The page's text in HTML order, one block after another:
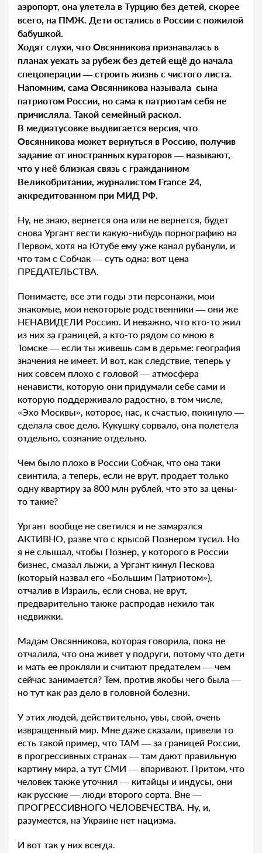
аэропорт, она улетела в Турцию без детей, скорее
всего, на ПМЖ. Дети остались в России с пожилой
бабушкой.
Ходят слухи, что Овсянникова признавалась в
планах уехать за рубеж без детей ещё до начала
спецоперации — строить жизнь с чистого листа.
Напомним, сама Овсянникова называла сына
патриотом России, но сама к патриотам себя не
причисляла. Такой семейный раскол.
В медиатусовке выдвигается версия, что
Овсянникова может вернуться в Россию, получив
задание от иностранных кураторов — называют,
что у неё близкая связь с гражданином
Великобритании, журналистом France 24,
аккредитованном при МИД РФ.
Ну, не знаю, вернется она или не вернется, будет
снова Ургант вести какую-нибудь порнографию на
Первом, хотя на Ютубе ему уже канал рубанули, и
что там с Собчак — суть одна: вот цена
ПРЕДАТЕЛЬСТВА.
Понимаете, все эти годы эти персонажи, мои
знакомые, мои некоторые родственники — они же
НЕНАВИДЕЛИ Россию. И неважно, что кто-то жил
из них за границей, а кто-то рядом со мною в
Томске — если ты живешь сам в дерьме: география
значения не имеет. И вот, как следствие, теперь у
них совсем плохо с головой — атмосфера
ненависти, которую они придумали себе сами и
которую поддерживало радостно, в том числе,
«Эхо Москвы», которое, нас, к счастью, покинуло —
сделала свое дело. Кукушку сорвало, она полетела
отдельно, сознание отдельно.
Чем было плохо в России Собчак, что она таки
свинтила, а теперь, если не врут, продает только
одну квартиру за 800 млн рублей, что это за цены-
то такие?
Ургант вообще не светился и не замарался
АКТИВНО, разве что с крысой Познером тусил. Но
я не слышал, чтобы Познер, у которого в России
бизнес, смазал лыжи, а Ургант кинул Пескова
(который назвал его «Большим Патриотом»),
отчалив в Израиль, если снова, не врут,
предварительно также распродав нехило так
недвижки.
Мадам Овсянникова, которая говорила, пока не
отчалила, что она живет у подруги, потому что дети
и мать ее прокляли и считают предателем — чем
сейчас занимается? Тем, против якобы чего была —
но тут как раз дело в головной болезни.
У этих людей, действительно, увы, свой, очень
извращенный мир. Мне даже сказали, привели то
есть такой пример, что ТАМ — за границей России,
в прогрессивных странах — там дают правильную
картину мира, а тут СМИ — впаривают. Притом, что
человек также уточнил — китайцы и индусы, они
как русские — люди второго сорта. Вне —
ПРОГРЕССИВНОГО ЧЕЛОВЕЧЕСТВА. Ну, и,
разумеется, на Украине нет нацизма.
И вот так у них всегда.